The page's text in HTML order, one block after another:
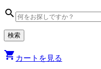
search
shopping_cart カートを見る